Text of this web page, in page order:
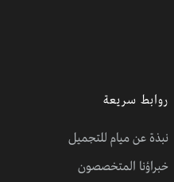
روابط سريعة
نبذة عن ميام للتجميل
خبراؤنا المتخصصون